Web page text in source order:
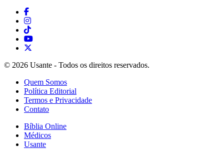
© 2026 Usante - Todos os direitos reservados.
Quem Somos
Política Editorial
Termos e Privacidade
Contato
Bíblia Online
Médicos
Usante